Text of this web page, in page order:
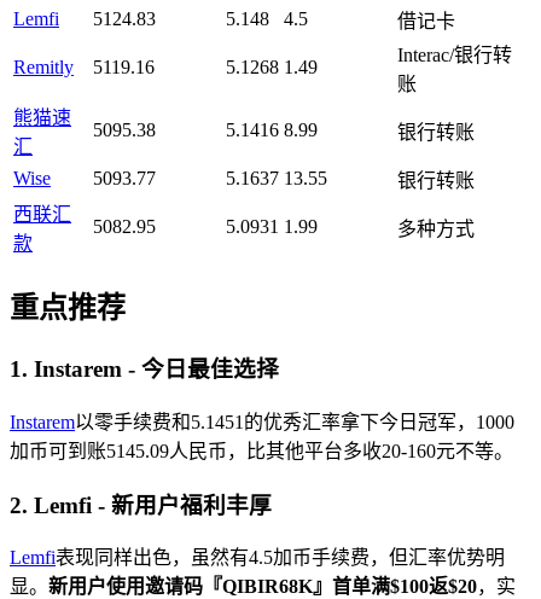
Lemfi
5124.83 5.148 4.5 借记卡
Remitly 5119.16 5.1268 1.49
Interac/银行转
账
熊猫速
汇
5095.38 5.1416 8.99 银行转账
Wise 5093.77 5.1637 13.55
银行转账
西联汇
款
5082.95 5.0931 1.99 多种方式
重点推荐
1. Instarem - 今日最佳选择
Instarem以零手续费和5.1451的优秀汇率拿下今日冠军，1000
加币可到账5145.09人民币，比其他平台多收20-160元不等。
2. Lemfi - 新用户福利丰厚
Lemfi表现同样出色，虽然有4.5加币手续费，但汇率优势明
显。 新用户使用邀请码『QIBIR68K』首单满$100返$20，实